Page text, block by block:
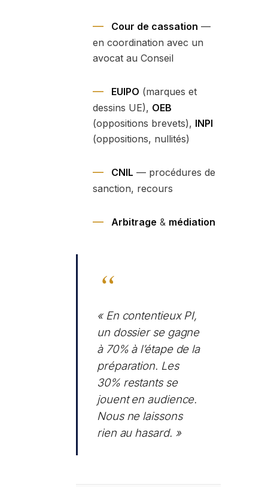
Cour de cassation —
en coordination avec un
avocat au Conseil
EUIPO (marques et
dessins UE), OEB
(oppositions brevets), INPI
(oppositions, nullités)
CNIL — procédures de
sanction, recours
Arbitrage & médiation
« En contentieux PI,
un dossier se gagne
à 70% à l’étape de la
préparation. Les
30% restants se
jouent en audience.
Nous ne laissons
rien au hasard. »